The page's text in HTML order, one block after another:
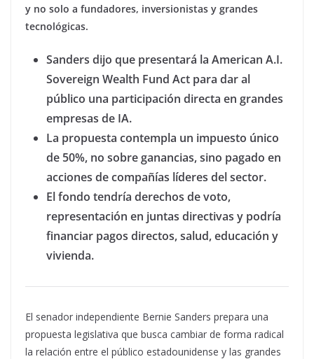
y no solo a fundadores, inversionistas y grandes
tecnológicas.
Sanders dijo que presentará la American A.I.
Sovereign Wealth Fund Act para dar al
público una participación directa en grandes
empresas de IA.
La propuesta contempla un impuesto único
de 50%, no sobre ganancias, sino pagado en
acciones de compañías líderes del sector.
El fondo tendría derechos de voto,
representación en juntas directivas y podría
financiar pagos directos, salud, educación y
vivienda.
El senador independiente Bernie Sanders prepara una
propuesta legislativa que busca cambiar de forma radical
la relación entre el público estadounidense y las grandes